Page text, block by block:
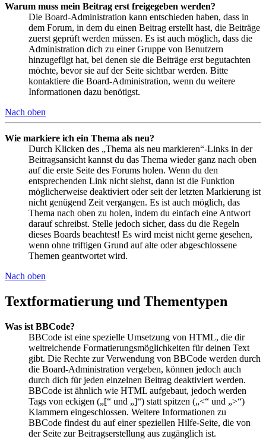
Warum muss mein Beitrag erst freigegeben werden?
Die Board-Administration kann entschieden haben, dass in
dem Forum, in dem du einen Beitrag erstellt hast, die Beiträge
zuerst geprüft werden müssen. Es ist auch möglich, dass die
Administration dich zu einer Gruppe von Benutzern
hinzugefügt hat, bei denen sie die Beiträge erst begutachten
möchte, bevor sie auf der Seite sichtbar werden. Bitte
kontaktiere die Board-Administration, wenn du weitere
Informationen dazu benötigst.
Nach oben
Wie markiere ich ein Thema als neu?
Durch Klicken des „Thema als neu markieren“-Links in der
Beitragsansicht kannst du das Thema wieder ganz nach oben
auf die erste Seite des Forums holen. Wenn du den
entsprechenden Link nicht siehst, dann ist die Funktion
möglicherweise deaktiviert oder seit der letzten Markierung ist
nicht genügend Zeit vergangen. Es ist auch möglich, das
Thema nach oben zu holen, indem du einfach eine Antwort
darauf schreibst. Stelle jedoch sicher, dass du die Regeln
dieses Boards beachtest! Es wird meist nicht gerne gesehen,
wenn ohne triftigen Grund auf alte oder abgeschlossene
Themen geantwortet wird.
Nach oben
Textformatierung und Thementypen
Was ist BBCode?
BBCode ist eine spezielle Umsetzung von HTML, die dir
weitreichende Formatierungsmöglichkeiten für deinen Text
gibt. Die Rechte zur Verwendung von BBCode werden durch
die Board-Administration vergeben, können jedoch auch
durch dich für jeden einzelnen Beitrag deaktiviert werden.
BBCode ist ähnlich wie HTML aufgebaut, jedoch werden
Tags von eckigen („[“ und „]“) statt spitzen („<“ und „>“)
Klammern eingeschlossen. Weitere Informationen zu
BBCode findest du auf einer speziellen Hilfe-Seite, die von
der Seite zur Beitragserstellung aus zugänglich ist.